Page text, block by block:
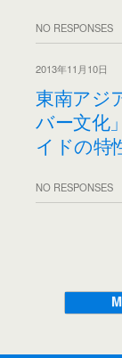
NO RESPONSES
2013年11月10日
東南アジ
バー文化
イドの特
NO RESPONSES